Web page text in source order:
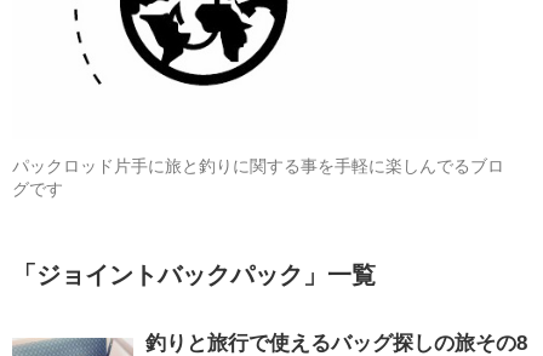
パックロッド片手に旅と釣りに関する事を手軽に楽しんでるブロ
グです
「 ジョイントバックパック 」 一覧
釣りと旅行で使えるバッグ探しの旅その8